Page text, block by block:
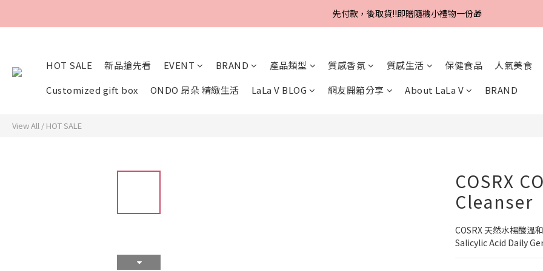
Line好友招募中，首購、回購皆贈100元
先付款，後取貨‼️即贈隨機小禮物一份🎁
HOT SALE 新品搶先看 EVENT BRAND 產品類型 質感香氛 質感生活 保健食品
人氣美食
Customized gift box
ONDO 昂朵 精緻生活 LaLa V BLOG 網友開箱分享 About LaLa V BRAND
View All / HOT SALE
COSRX
Cleanser
COSRX 天然水楊酸溫
Salicylic Acid Daily